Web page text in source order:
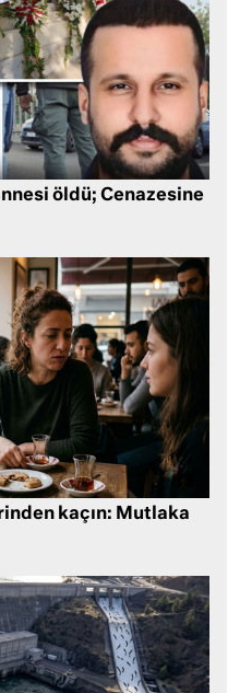
öldü; Cenazesine
kaçın: Mutlaka